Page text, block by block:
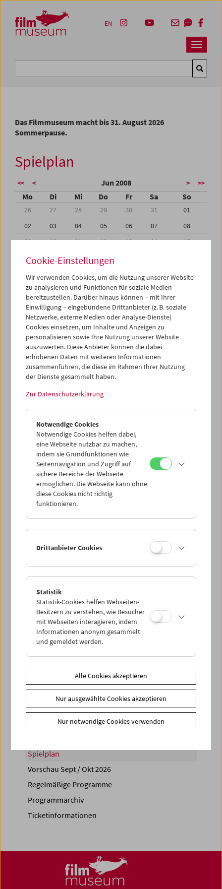
Zum Inhalt
Zum Hauptmenü
Zur Servicenavigation
Zum Suche
Navbar
EN
Das Filmmuseum macht bis 31. August 2026
Sommerpause.
Spielplan
<< < Jun 2008 > >>
Mo Di Mi Do Fr Sa So
26 27 28 29 30 31
01
02
03 04 05 06 07
08
09
10 11 12 13 14
15
16
17 18 19
23
25 27
29
30
01 02 03 04 05
iCalender
Programmheft-PDF
English language or subtitles
< Vorherige Woche
Mo 23.6.
Di 24.6.
Mi 25.6.
Do 26.6.
Sa 28.6.
PROGRAMM ÜBERBLICK
Share on
Spielplan
Vorschau Sept / Okt 2026
Regelmäßige Programme
Programmarchiv
Ticketinformationen
Cookie-Einstellungen
Wir verwenden Cookies, um die Nutzung unserer Website
zu analysieren und Funktionen für soziale Medien
bereitzustellen. Darüber hinaus können – mit Ihrer
Einwilligung – eingebundene Drittanbieter (z. B. soziale
Netzwerke, externe Medien oder Analyse-Dienste)
Cookies einsetzen, um Inhalte und Anzeigen zu
personalisieren sowie Ihre Nutzung unserer Website
auszuwerten. Diese Anbieter können die dabei
erhobenen Daten mit weiteren Informationen
zusammenführen, die diese im Rahmen Ihrer Nutzung
der Dienste gesammelt haben.
Zur Datenschutzerklärung
Notwendige Cookies
Notwendige Cookies helfen dabei,
eine Webseite nutzbar zu machen,
indem sie Grundfunktionen wie
Seitennavigation und Zugriff auf
sichere Bereiche der Webseite
ermöglichen. Die Webseite kann ohne
diese Cookies nicht richtig
funktionieren.
Drittanbieter Cookies
Statistik
Statistik-Cookies helfen Webseiten-
Besitzern zu verstehen, wie Besucher
mit Webseiten interagieren, indem
Informationen anonym gesammelt
und gemeldet werden.
Alle Cookies akzeptieren
Nur ausgewählte Cookies akzeptieren
Nur notwendige Cookies verwenden